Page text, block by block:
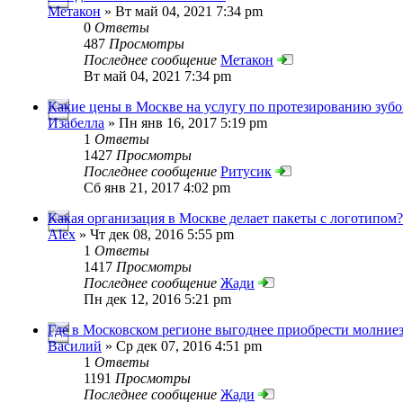
Метакон » Вт май 04, 2021 7:34 pm
0 Ответы
487 Просмотры
Последнее сообщение Метакон
Вт май 04, 2021 7:34 pm
Какие цены в Москве на услугу по протезированию
Изабелла » Пн янв 16, 2017 5:19 pm
1 Ответы
1427 Просмотры
Последнее сообщение Ритусик
Сб янв 21, 2017 4:02 pm
Какая организация в Москве делает пакеты с логотипом?
Alex » Чт дек 08, 2016 5:55 pm
1 Ответы
1417 Просмотры
Последнее сообщение Жади
Пн дек 12, 2016 5:21 pm
Где в Московском регионе выгоднее приобрести
Василий » Ср дек 07, 2016 4:51 pm
1 Ответы
1191 Просмотры
Последнее сообщение Жади